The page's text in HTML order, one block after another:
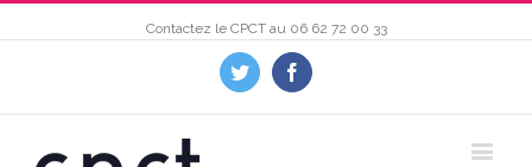
Contactez le CPCT au 06 62 72 00 33
Twitter Facebook